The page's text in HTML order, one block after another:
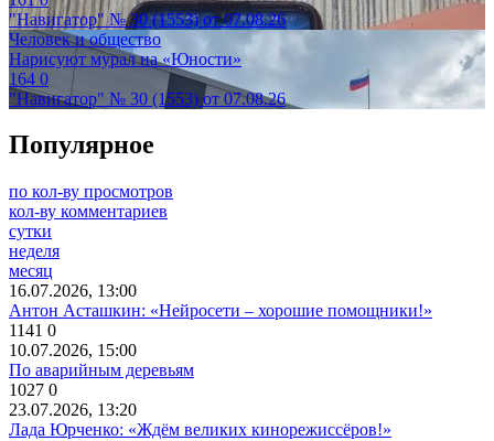
"Навигатор" № 30 (1553) от 07.08.26
Человек и общество
Нарисуют мурал на «Юности»
164 0
"Навигатор" № 30 (1553) от 07.08.26
Популярное
по кол-ву просмотров
кол-ву комментариев
сутки
неделя
месяц
16.07.2026, 13:00
Антон Асташкин: «Нейросети – хорошие помощники!»
1141 0
10.07.2026, 15:00
По аварийным деревьям
1027 0
23.07.2026, 13:20
Лада Юрченко: «Ждём великих кинорежиссёров!»